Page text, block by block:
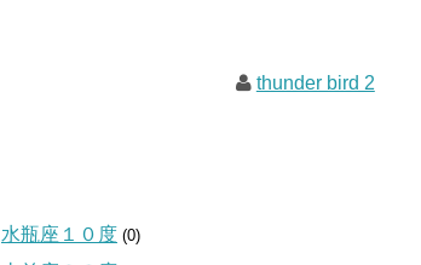
thunder bird 2
水瓶座１０度 (0)